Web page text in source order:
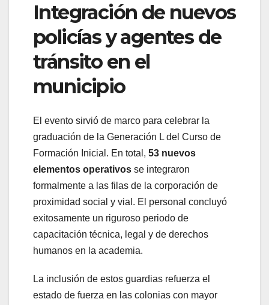
Integración de nuevos
policías y agentes de
tránsito en el
municipio
El evento sirvió de marco para celebrar la
graduación de la Generación L del Curso de
Formación Inicial. En total, 53 nuevos
elementos operativos se integraron
formalmente a las filas de la corporación de
proximidad social y vial. El personal concluyó
exitosamente un riguroso periodo de
capacitación técnica, legal y de derechos
humanos en la academia.
La inclusión de estos guardias refuerza el
estado de fuerza en las colonias con mayor